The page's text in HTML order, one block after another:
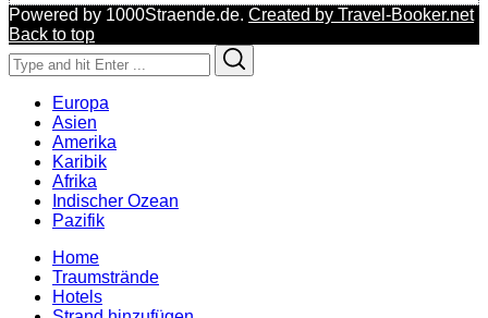
Powered by 1000Straende.de. Created by Travel-Booker.net
Back to top
Search
for:
Europa
Asien
Amerika
Karibik
Afrika
Indischer Ozean
Pazifik
Home
Traumstrände
Hotels